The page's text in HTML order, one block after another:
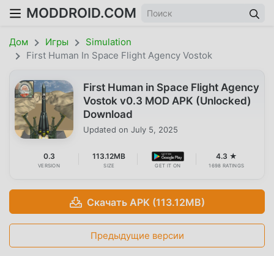
MODDROID.COM
Дом Игры
Simulation
First Human In Space Flight Agency Vostok
First Human in Space Flight Agency
Vostok v0.3 MOD APK (Unlocked)
Download
Updated on July 5, 2025
0.3
VERSION
113.12MB
SIZE GET IT ON
4.3 ★
1698 RATINGS
Скачать APK (113.12MB)
Предыдущие версии